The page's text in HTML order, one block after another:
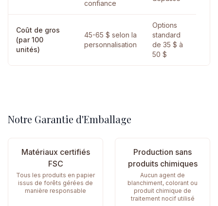
confiance
Coût de gros
(par 100
unités)
45-65 $ selon la
personnalisation
Options
standard
de 35 $ à
50 $
Notre Garantie d'Emballage
Matériaux certifiés
FSC
Tous les produits en papier
issus de forêts gérées de
manière responsable
Production sans
produits chimiques
Aucun agent de
blanchiment, colorant ou
produit chimique de
traitement nocif utilisé